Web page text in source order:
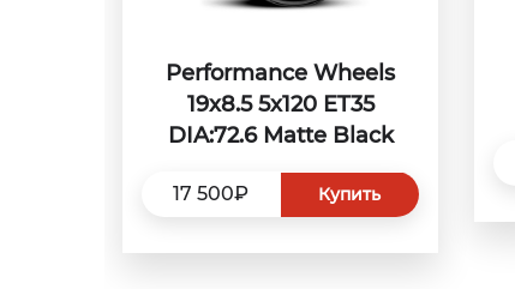
Performance Wheels
19x8.5 5x120 ET35
DIA:72.6 Matte Black
17 500₽ Купить